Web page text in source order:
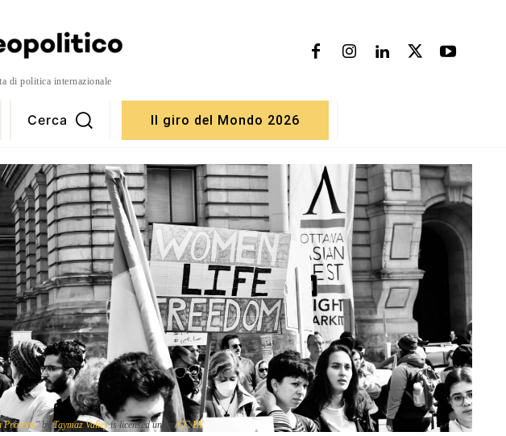
di politica internazionale
Cerca Il giro del Mondo 2026
Protests" byTaymaz Valleyis licensed underCC BY